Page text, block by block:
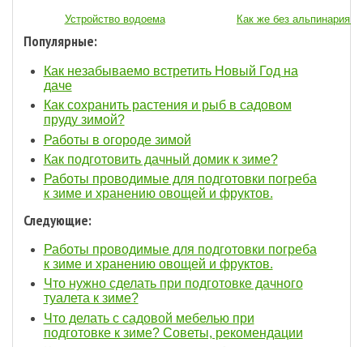
Устройство водоема Как же без альпинария...
Популярные:
Как незабываемо встретить Новый Год на
даче
Как сохранить растения и рыб в садовом
пруду зимой?
Работы в огороде зимой
Как подготовить дачный домик к зиме?
Работы проводимые для подготовки погреба
к зиме и хранению овощей и фруктов.
Следующие:
Работы проводимые для подготовки погреба
к зиме и хранению овощей и фруктов.
Что нужно сделать при подготовке дачного
туалета к зиме?
Что делать с садовой мебелью при
подготовке к зиме? Советы, рекомендации